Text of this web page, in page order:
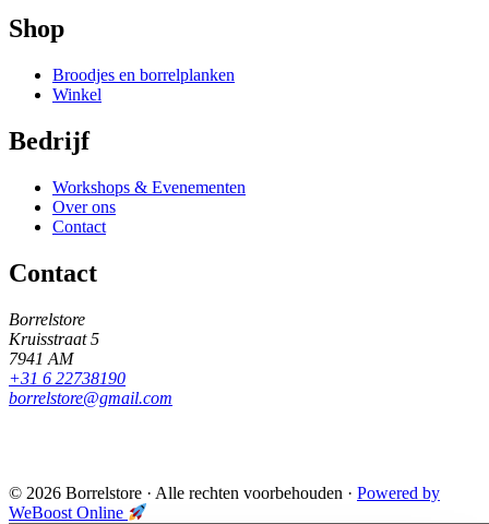
Shop
Broodjes en borrelplanken
Winkel
Bedrijf
Workshops & Evenementen
Over ons
Contact
Contact
Borrelstore
Kruisstraat 5
7941 AM
+31 6 22738190
borrelstore@gmail.com
© 2026 Borrelstore · Alle rechten voorbehouden · Powered by
WeBoost Online